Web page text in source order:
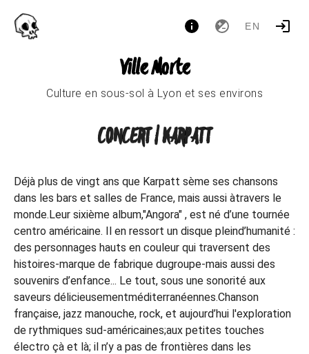
EN
Ville Morte
Culture en sous-sol à Lyon et ses environs
CONCERT | KARPATT
Déjà plus de vingt ans que Karpatt sème ses chansons
dans les bars et salles de France, mais aussi àtravers le
monde.Leur sixième album,"Angora" , est né d’une tournée
centro américaine. Il en ressort un disque pleind’humanité :
des personnages hauts en couleur qui traversent des
histoires-marque de fabrique dugroupe-mais aussi des
souvenirs d’enfance... Le tout, sous une sonorité aux
saveurs délicieusementméditerranéennes.Chanson
française, jazz manouche, rock, et aujourd’hui l'exploration
de rythmiques sud-américaines;aux petites touches
électro çà et là; il n’y a pas de frontières dans les